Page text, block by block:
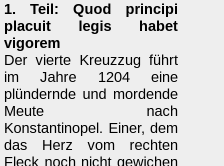
1. Teil: Quod principi
placuit legis habet
vigorem
Der vierte Kreuzzug führt
im Jahre 1204 eine
plündernde und mordende
Meute nach
Konstantinopel. Einer, dem
das Herz vom rechten
Fleck noch nicht gewichen